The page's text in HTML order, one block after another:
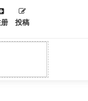
投稿